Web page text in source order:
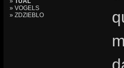
» VOGELS
» ZDZIEBLO